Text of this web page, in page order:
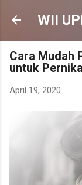
WII
Cara Mudah
untuk
April 19, 2020